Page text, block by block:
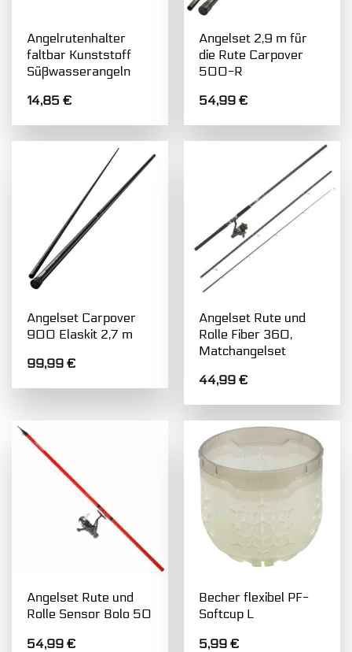
Angelrutenhalter
faltbar Kunststoff
Süßwasserangeln
14,85€
Angelset 2,9 m für
die Rute Carpover
500-R
54,99€
Angelset Carpover
900 Elaskit 2,7 m
99,99€
Angelset Rute und
Rolle Fiber 360,
Matchangelset
44,99€
Angelset Rute und
Rolle Sensor Bolo 50
54,99€
Becher flexibel PF-
Softcup L
5,99€